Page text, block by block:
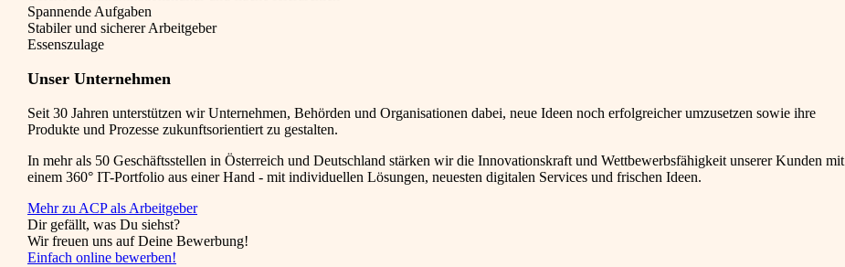
Spannende Aufgaben
Stabiler und sicherer Arbeitgeber
Essenszulage
Unser Unternehmen
Seit 30 Jahren unterstützen wir Unternehmen, Behörden und Organisationen dabei, neue Ideen noch erfolgreicher umzusetzen sowie ihre
Produkte und Prozesse zukunftsorientiert zu gestalten.
In mehr als 50 Geschäftsstellen in Österreich und Deutschland stärken wir die Innovationskraft und Wettbewerbsfähigkeit unserer Kunden mit
einem 360° IT-Portfolio aus einer Hand - mit individuellen Lösungen, neuesten digitalen Services und frischen Ideen.
Mehr zu ACP als Arbeitgeber
Dir gefällt, was Du siehst?
Wir freuen uns auf Deine Bewerbung!
Einfach online bewerben!